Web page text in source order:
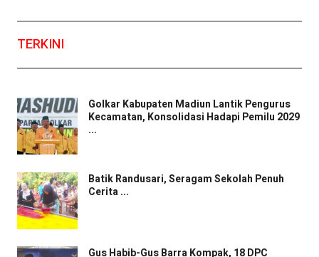
TERKINI
Golkar Kabupaten Madiun Lantik Pengurus
Kecamatan, Konsolidasi Hadapi Pemilu 2029
...
Batik Randusari, Seragam Sekolah Penuh
Cerita ...
Gus Habib-Gus Barra Kompak, 18 DPC